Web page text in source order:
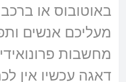
באוטובוס או
מעליכם אנשים
מחשבות
דאגה עכשיו אין